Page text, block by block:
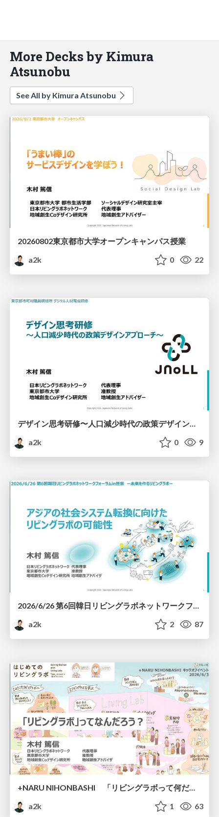
More Decks by Kimura
Atsunobu
See All by Kimura Atsunobu
20260802東京都市大学オープンキャンパス授業
a2k
0 22
a2k
0 9
2026/6/26 第6回韓日リビングラボネットワークフォーラムin世宗 ー未来を作るリビングラボー アジアの社会システム転換に向けたリビングラボの可能性
a2k
2 87
+NARU NIHONBASHI 「リビングラボって何だろう？」市民・企業・研究者・まちの新しい共創の現場 2026/06/03 (Wed) 19:00 - 21:00
a2k
1 63